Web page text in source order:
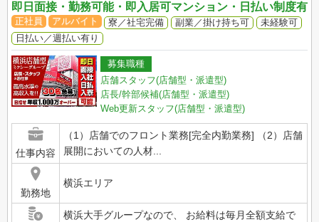
即日面接・勤務可能・即入居可マンション・日払い制度有
正社員 アルバイト 寮／社宅完備 副業／掛け持ち可
未経験可
日払い／週払い有り
募集職種
店舗スタッフ(店舗型・派遣型)
店長/幹部候補(店舗型・派遣型)
Web更新スタッフ(店舗型・派遣型)
仕事内容
（1）店舗でのフロント業務[完全内勤業務] （2）店舗
展開においての人材...
勤務地
横浜エリア
横浜大手グループなので、 お給料は毎月全額支給で